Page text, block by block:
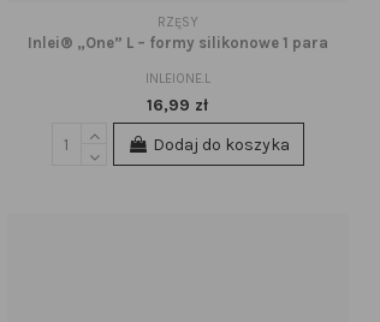
RZĘSY
Inlei® „One” L – formy silikonowe 1 para
INLEIONE.L
16,99 zł
Dodaj do koszyka